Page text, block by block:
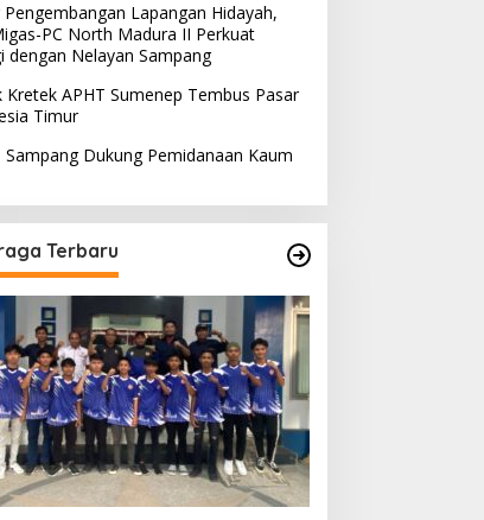
Pengembangan Lapangan Hidayah,
PC North Madura II Perkuat
dengan Nelayan Sampang
Kretek APHT Sumenep Tembus Pasar
Timur
Sampang Dukung Pemidanaan Kaum
Terbaru